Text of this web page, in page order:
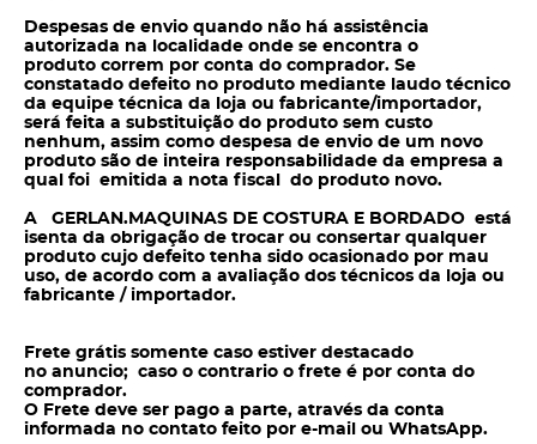
Despesas de envio quando não há assistência
autorizada na localidade onde se encontra o
produto correm por conta do comprador. Se
constatado defeito no produto mediante laudo técnico
da equipe técnica da loja ou fabricante/importador,
será feita a substituição do produto sem custo
nenhum, assim como despesa de envio de um novo
produto são de inteira responsabilidade da empresa a
qual foi emitida a nota fiscal do produto novo.
A GERLAN.MAQUINAS DE COSTURA E BORDADO está
isenta da obrigação de trocar ou consertar qualquer
produto cujo defeito tenha sido ocasionado por mau
uso, de acordo com a avaliação dos técnicos da loja ou
fabricante / importador.
Frete grátis somente caso estiver destacado
no anuncio; caso o contrario o frete é por conta do
comprador.
O Frete deve ser pago a parte, através da conta
informada no contato feito por e-mail ou WhatsApp.